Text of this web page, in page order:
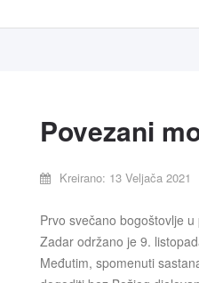
Kreirano: 13 Veljača 2021
Prvo svečano bogoštovlje
Zadar održano je 9.
Međutim, spomenuti